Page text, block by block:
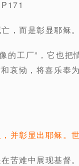
，而是彰显耶稣
的工厂”，它也把
哀恸，将喜乐奉
并彰显出耶稣。世
苦难中展现基督